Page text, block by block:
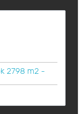
2798 m2 -